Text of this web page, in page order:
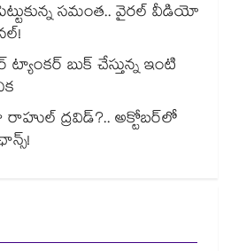
పెట్టుకున్న సమంత.. వైరల్ వీడియో
బుక్ చేస్తున్న ఇంటి
ద్రవిడ్?.. అక్టోబర్‌లో